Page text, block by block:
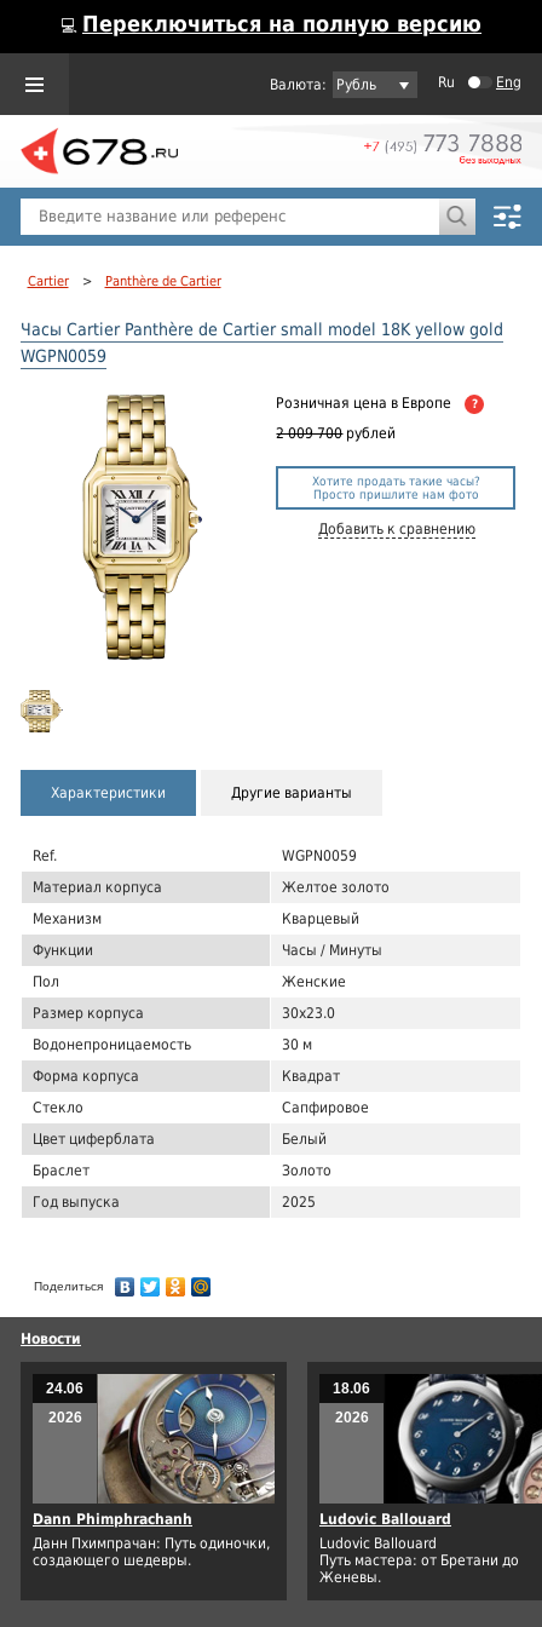
💻 Переключиться на полную версию
Рубль Ru Eng
Cartier > Panthère de Cartier
Часы Cartier Panthère de Cartier small model 18K yellow gold
WGPN0059
Розничная цена в Европе ?
2 009 700 рублей
Хотите продать такие часы?
Просто пришлите нам фото
Добавить к сравнению
Характеристики Другие варианты
Ref.
WGPN0059
Материал корпуса
Желтое золото
Механизм
Кварцевый
Функции
Часы / Минуты
Пол
Женские
Размер корпуса
30x23.0
Водонепроницаемость
30 м
Форма корпуса
Квадрат
Стекло
Сапфировое
Цвет циферблата
Белый
Браслет
Золото
Год выпуска
2025
Поделиться
Новости
24.06
2026
Dann Phimphrachanh
Данн Пхимпрачан: Путь одиночки,
создающего шедевры.
18.06
2026
Ludovic Ballouard
Ludovic Ballouard
Путь мастера: от Бретани до
Женевы.